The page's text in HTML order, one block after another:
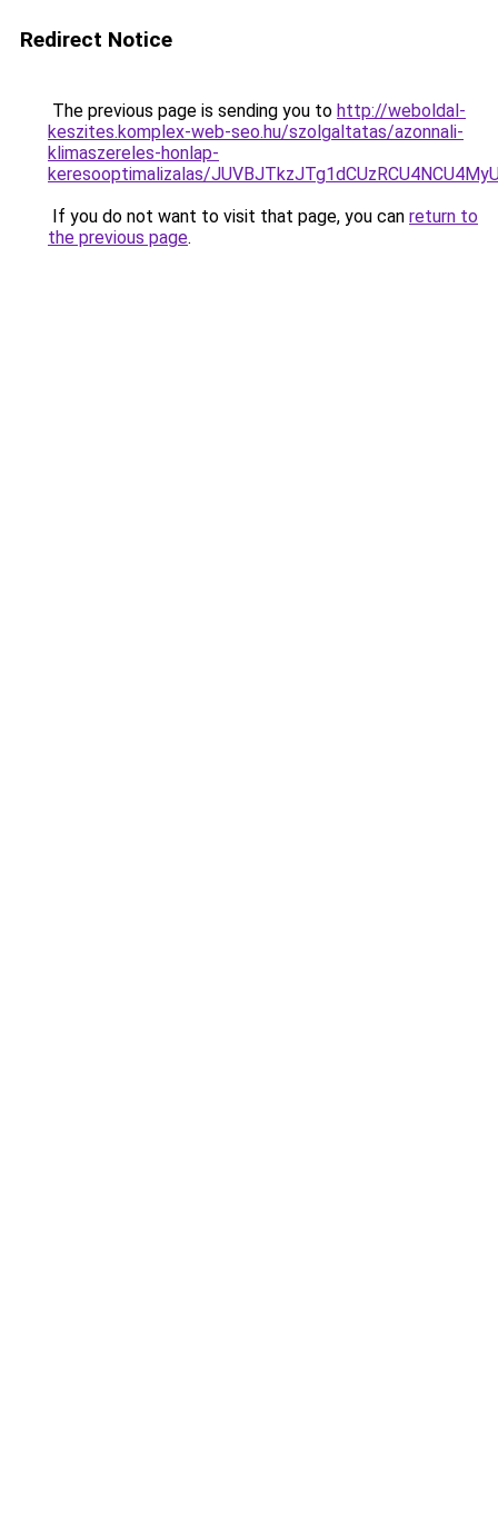
Redirect Notice
The previous page is sending you to http://weboldal-
keszites.komplex-web-seo.hu/szolgaltatas/azonnali-
klimaszereles-honlap-
keresooptimalizalas/
If you do not want to visit that page, you can return to
the previous page.